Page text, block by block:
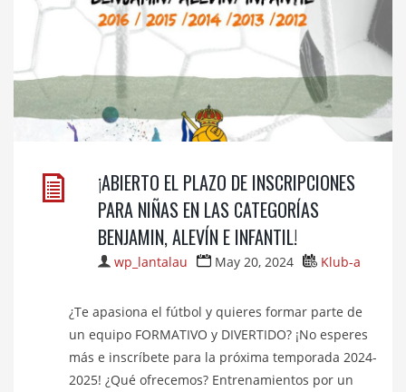
¡ABIERTO EL PLAZO DE INSCRIPCIONES
PARA NIÑAS EN LAS CATEGORÍAS
BENJAMIN, ALEVÍN E INFANTIL!
wp_lantalau May 20, 2024 Klub-a
¿Te apasiona el fútbol y quieres formar parte de
un equipo FORMATIVO y DIVERTIDO? ¡No esperes
más e inscríbete para la próxima temporada 2024-
2025! ¿Qué ofrecemos? Entrenamientos por un